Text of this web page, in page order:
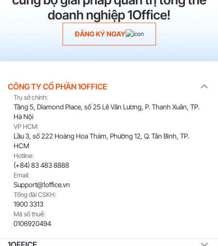
doanh nghiệp 1Office!
ĐĂNG KÝ NGAY
CÔNG TY CỔ PHẦN 1OFFICE
Trụ sở chính:
Tầng 5, Diamond Place, số 25 Lê Văn Lương, P. Thanh Xuân, TP.
Hà Nội
VP HCM:
Lầu 3, số 222 Hoàng Hoa Thám, Phường 12, Q. Tân Bình, TP.
HCM
Hotline:
(+84) 83 483 8888
Email:
Support@1office.vn
Tổng đài CSKH:
1900 3313
Mã số thuế:
0106920494